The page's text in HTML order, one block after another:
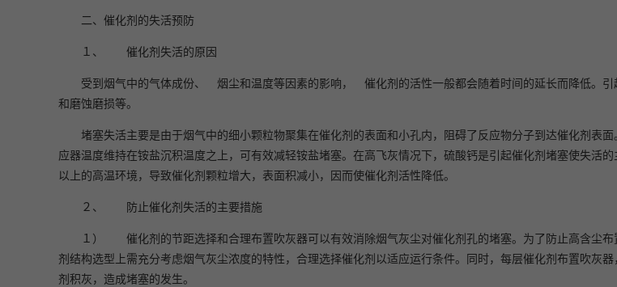
二、催化剂的失活预防
１、 催化剂失活的原因
受到烟气中的气体成份、 烟尘和温度等因素的影响， 催化剂的活性一般都会随着时间的延长而降低。引
和磨蚀磨损等。
堵塞失活主要是由于烟气中的细小颗粒物聚集在催化剂的表面和小孔内，阻碍了反应物分子到达催化剂表
应器温度维持在铵盐沉积温度之上，可有效减轻铵盐堵塞。在高飞灰情况下，硫酸钙是引起催化剂堵塞使失活
以上的高温环境，导致催化剂颗粒增大，表面积减小，因而使催化剂活性降低。
２、 防止催化剂失活的主要措施
１） 催化剂的节距选择和合理布置吹灰器可以有效消除烟气灰尘对催化剂孔的堵塞。为了防止高含尘布
剂结构选型上需充分考虑烟气灰尘浓度的特性，合理选择催化剂以适应运行条件。同时，每层催化剂布置吹灰
剂积灰，造成堵塞的发生。